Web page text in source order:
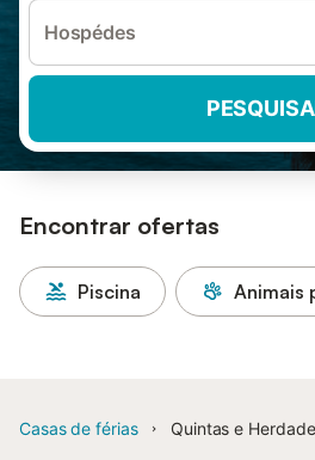
Hospédes
Encontrar ofertas
Piscina Animais
Casas de férias Quintas e